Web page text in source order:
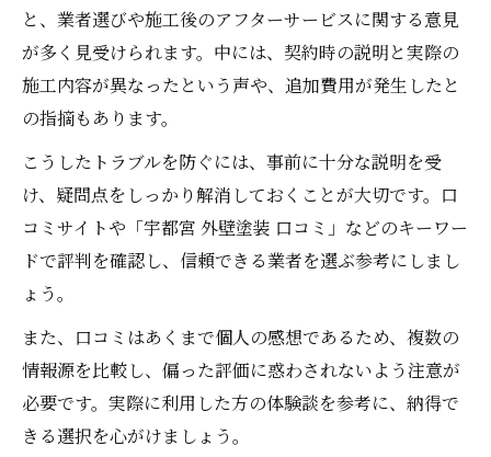
と、業者選びや施工後のアフターサービスに関する意見
が多く見受けられます。中には、契約時の説明と実際の
施工内容が異なったという声や、追加費用が発生したと
の指摘もあります。
こうしたトラブルを防ぐには、事前に十分な説明を受
け、疑問点をしっかり解消しておくことが大切です。口
コミサイトや「宇都宮 外壁塗装 口コミ」などのキーワー
ドで評判を確認し、信頼できる業者を選ぶ参考にしまし
ょう。
また、口コミはあくまで個人の感想であるため、複数の
情報源を比較し、偏った評価に惑わされないよう注意が
必要です。実際に利用した方の体験談を参考に、納得で
きる選択を心がけましょう。